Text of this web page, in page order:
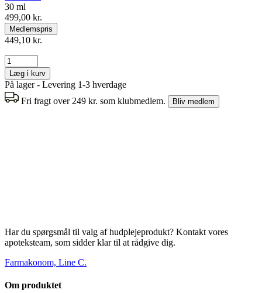
30 ml
499,00 kr.
Medlemspris
449,10 kr.
Læg i kurv
På lager - Levering 1-3 hverdage
Fri fragt over 249 kr. som klubmedlem.
Bliv medlem
Har du spørgsmål til valg af hudplejeprodukt? Kontakt vores
apoteksteam, som sidder klar til at rådgive dig.
Farmakonom, Line C.
Om produktet